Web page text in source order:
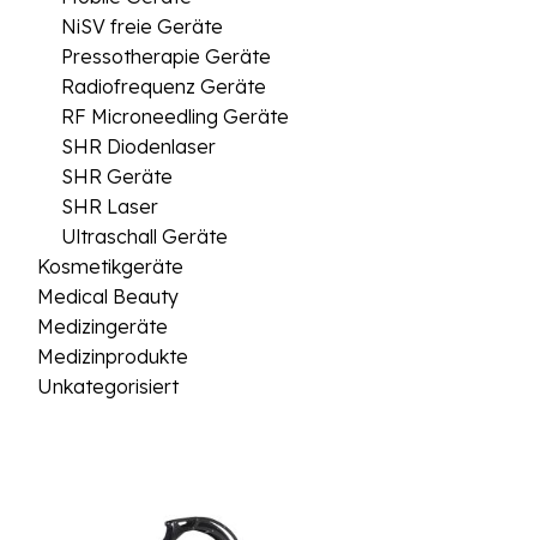
NiSV freie Geräte
Pressotherapie Geräte
Radiofrequenz Geräte
RF Microneedling Geräte
SHR Diodenlaser
SHR Geräte
SHR Laser
Ultraschall Geräte
Kosmetikgeräte
Medical Beauty
Medizingeräte
Medizinprodukte
Unkategorisiert